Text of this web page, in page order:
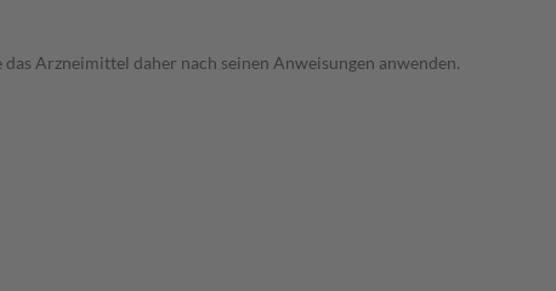
Arzneimittel daher nach seinen Anweisungen anwenden.